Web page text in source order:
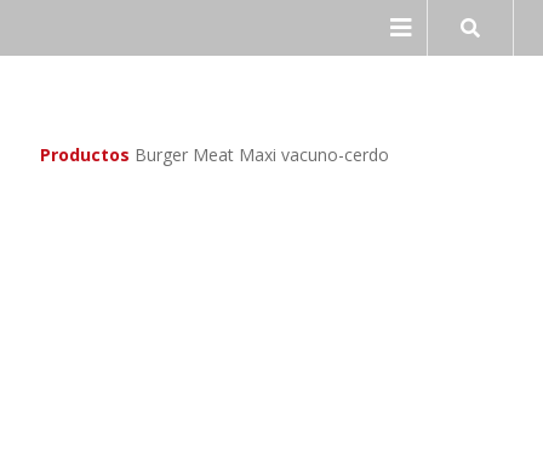
a
al
Productos Burger Meat Maxi vacuno-cerdo